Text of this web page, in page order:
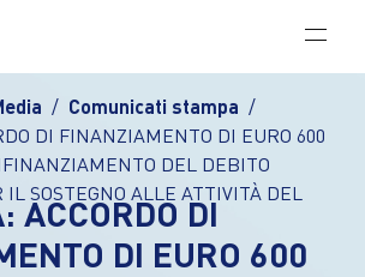
Comunicati stampa
DI FINANZIAMENTO DI EURO 600
DEL DEBITO
SOSTEGNO ALLE ATTIVITÀ DEL
ACCORDO DI
DI EURO 600